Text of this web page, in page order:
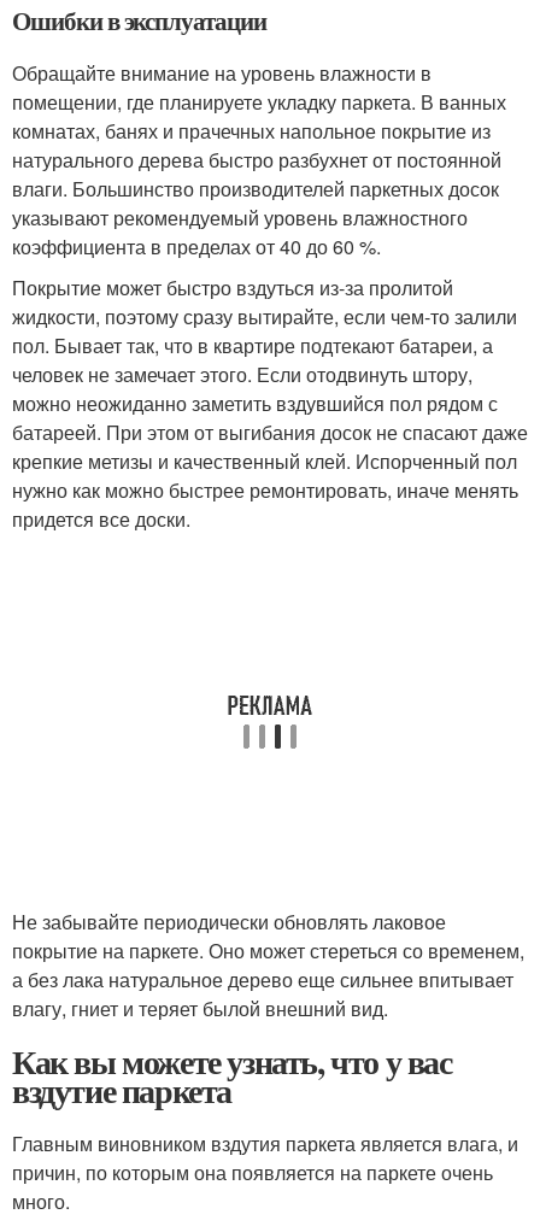
Ошибки в эксплуатации
Обращайте внимание на уровень влажности в
помещении, где планируете укладку паркета. В ванных
комнатах, банях и прачечных напольное покрытие из
натурального дерева быстро разбухнет от постоянной
влаги. Большинство производителей паркетных досок
указывают рекомендуемый уровень влажностного
коэффициента в пределах от 40 до 60 %.
Покрытие может быстро вздуться из-за пролитой
жидкости, поэтому сразу вытирайте, если чем-то залили
пол. Бывает так, что в квартире подтекают батареи, а
человек не замечает этого. Если отодвинуть штору,
можно неожиданно заметить вздувшийся пол рядом с
батареей. При этом от выгибания досок не спасают даже
крепкие метизы и качественный клей. Испорченный пол
нужно как можно быстрее ремонтировать, иначе менять
придется все доски.
Не забывайте периодически обновлять лаковое
покрытие на паркете. Оно может стереться со временем,
а без лака натуральное дерево еще сильнее впитывает
влагу, гниет и теряет былой внешний вид.
Как вы можете узнать, что у вас
вздутие паркета
Главным виновником вздутия паркета является влага, и
причин, по которым она появляется на паркете очень
много.